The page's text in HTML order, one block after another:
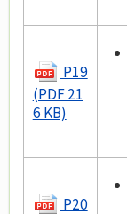
P19
(PDF 21
6 KB)
P20